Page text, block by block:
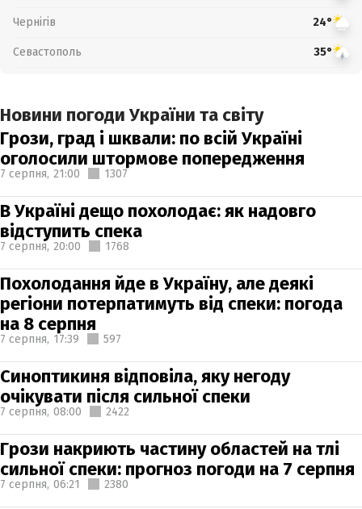
Чернігів 24°
Севастополь 35°
Новини погоди України та світу
Грози, град і шквали: по всій Україні
оголосили штормове попередження
7 серпня, 21:00 1307
В Україні дещо похолодає: як надовго
відступить спека
7 серпня, 20:00 1768
Похолодання йде в Україну, але деякі
регіони потерпатимуть від спеки: погода
на 8 серпня
7 серпня, 17:39 597
Синоптикиня відповіла, яку негоду
очікувати після сильної спеки
7 серпня, 08:00 2422
Грози накриють частину областей на тлі
сильної спеки: прогноз погоди на 7 серпня
7 серпня, 06:21 2380